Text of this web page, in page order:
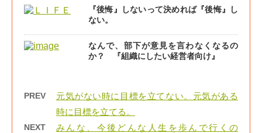
『後悔』しないって決めれば『後悔』し
ない。
なんで、部下が意見を言わなくなるの
か？ 『組織にしたい経営者向け』
PREV
元気がない時に目標を立てない。元気がある
時に目標を立てる。
NEXT
みんな、今後どんな人生を歩んで行くの